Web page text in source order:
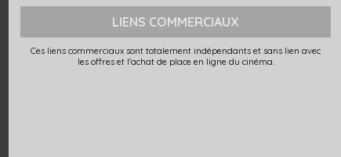
LIENS COMMERCIAUX
Ces liens commerciaux sont totalement indépendants et sans lien avec
les offres et l'achat de place en ligne du cinéma.